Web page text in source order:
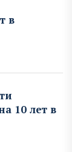
в
10 лет в